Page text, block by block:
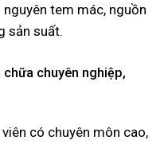
tem mác, nguồn
sản suất.
chuyên nghiệp,
có chuyên môn cao,